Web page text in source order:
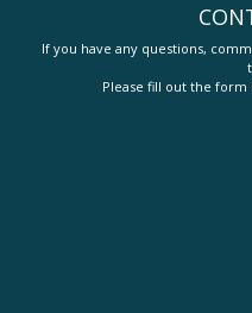
If you have any questions,
Please fill out the